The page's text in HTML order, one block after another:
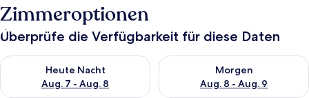
Zimmeroptionen
Überprüfe die Verfügbarkeit für diese Daten
Heute Nacht
Aug. 7 - Aug. 8
Überprüfe die Verfügbarkeit für heute Nacht, Aug. 7 - Aug. 8.
Morgen
Aug. 8 - Aug. 9
Überprüfe die Verfügbarkeit